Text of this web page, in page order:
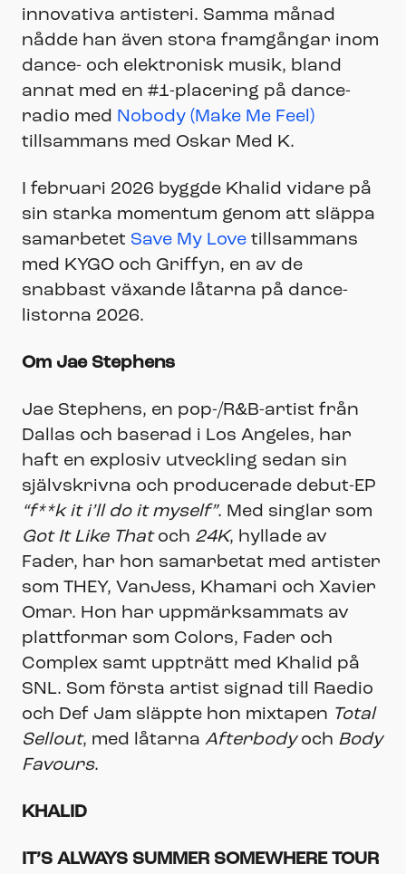
innovativa artisteri. Samma månad
nådde han även stora framgångar inom
dance- och elektronisk musik, bland
annat med en #1-placering på dance-
radio med Nobody (Make Me Feel)
tillsammans med Oskar Med K.
I februari 2026 byggde Khalid vidare på
sin starka momentum genom att släppa
samarbetet Save My Love tillsammans
med KYGO och Griffyn, en av de
snabbast växande låtarna på dance-
listorna 2026.
Om Jae Stephens
Jae Stephens, en pop-/R&B-artist från
Dallas och baserad i Los Angeles, har
haft en explosiv utveckling sedan sin
självskrivna och producerade debut-EP
“f**k it i’ll do it myself”. Med singlar som
Got It Like Thatoch 24K, hyllade av
Fader, har hon samarbetat med artister
som THEY, VanJess, Khamari och Xavier
Omar. Hon har uppmärksammats av
plattformar som Colors, Fader och
Complex samt uppträtt med Khalid på
SNL. Som första artist signad till Raedio
och Def Jam släppte hon mixtapen Total
Sellout, med låtarna Afterbodyoch Body
Favours.
KHALID
IT’S ALWAYS SUMMER SOMEWHERE TOUR